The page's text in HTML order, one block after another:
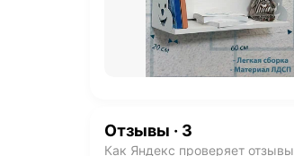
Отзывы · 3
Как Яндекс проверяет отзывы